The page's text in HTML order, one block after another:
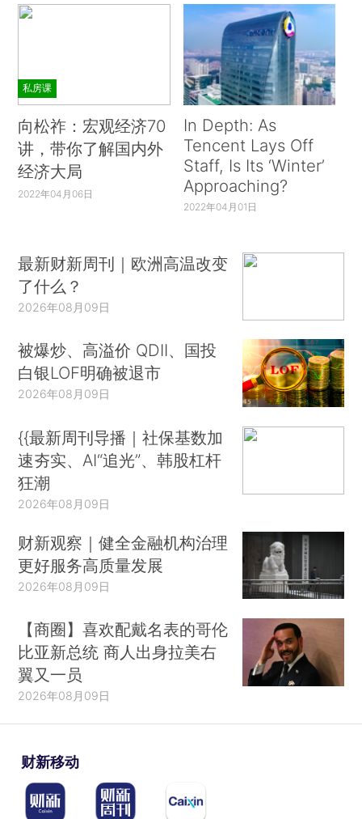
私房课
向松祚：宏观经济70
讲，带你了解国内外
经济大局
2022年04月06日
In Depth: As
Tencent Lays Off
Staff, Is Its ‘Winter’
Approaching?
2022年04月01日
最新财新周刊｜欧洲高温改变
了什么？
2026年08月09日
被爆炒、高溢价 QDII、国投
白银LOF明确被退市
2026年08月09日
{{最新周刊导播｜社保基数加
速夯实、AI“追光”、韩股杠杆
狂潮
2026年08月09日
财新观察｜健全金融机构治理
更好服务高质量发展
2026年08月09日
【商圈】喜欢配戴名表的哥伦
比亚新总统 商人出身拉美右
翼又一员
2026年08月09日
财新移动